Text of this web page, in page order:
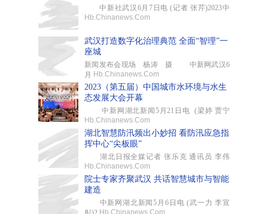
中新社武汉6月7日电 (记者 张芹)2023中
Hb.Chinanews.Com
武汉打造数字化治理典范 全面“智理”一
座城
新闻发布会现场 杨涛 摄 中新网武汉6
月 Hb.Chinanews.Com
2023（第五届）中国城市水环境与水生
态发展大会开幕
中新网湖北新闻5月21日电 (梁婷 贾宁
Hb.Chinanews.Com
湖北智慧防汛频出小妙招 看防汛应急指
挥中心“尖板眼”
湖北日报全媒记者 张乐克 通讯员 李伟
Hb.Chinanews.Com
院士专家齐聚武汉 共话智慧城市与智能
建造
中新网湖北新闻5月6日电 (武一力 李宣
Hb.Chinanews.Com